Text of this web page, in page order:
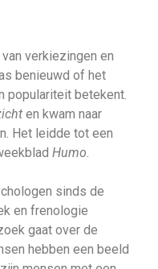
verkiezingen en
benieuwd of het
populariteit betekent.
en kwam naar
Het leidde tot een
Humo.
sinds de
en frenologie
gaat over de
hebben een beeld